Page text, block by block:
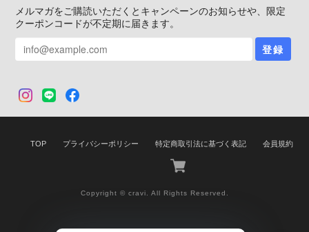
メルマガをご購読いただくとキャンペーンのお知らせや、限定
クーポンコードが不定期に届きます。
登録
TOP プライバシーポリシー 特定商取引法に基づく表記 会員規約
Copyright © cravi. All Rights Reserved.